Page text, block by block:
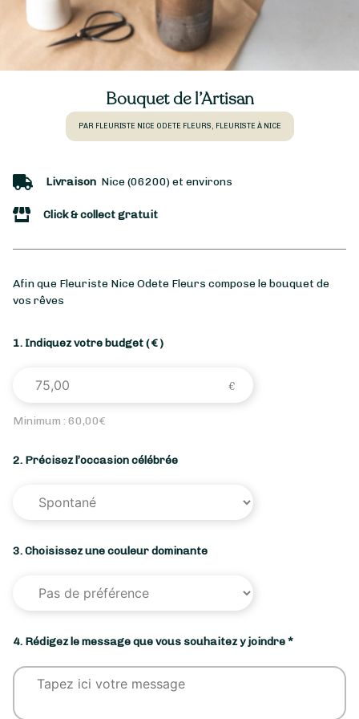
Bouquet de l’Artisan
PAR FLEURISTE NICE ODETE FLEURS, FLEURISTE À NICE
Livraison Nice (06200) et environs
Click & collect gratuit
Afin que Fleuriste Nice Odete Fleurs compose le bouquet de
vos rêves
1. Indiquez votre budget( € )
Minimum : 60,00€
2. Précisez l’occasion célébrée
3. Choisissez une couleur dominante
4. Rédigez le message que vous souhaitez y joindre *